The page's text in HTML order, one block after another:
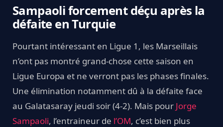
Sampaoli forcement déçu après la
défaite en Turquie
Pourtant intéressant en Ligue 1, les Marseillais
n’ont pas montré grand-chose cette saison en
Ligue Europa et ne verront pas les phases finales.
Une élimination notamment dû à la défaite face
au Galatasaray jeudi soir (4-2). Mais pour Jorge
Sampaoli, l’entraineur de l’OM, c’est bien plus